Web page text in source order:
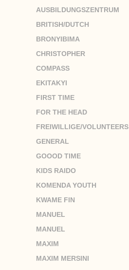
AUSBILDUNGSZENTRUM
BRITISH/DUTCH
BRONYIBIMA
CHRISTOPHER
COMPASS
EKITAKYI
FIRST TIME
FOR THE HEAD
FREIWILLIGE/VOLUNTEERS
GENERAL
GOOOD TIME
KIDS RAIDO
KOMENDA YOUTH
KWAME FIN
MANUEL
MANUEL
MAXIM
MAXIM MERSINI